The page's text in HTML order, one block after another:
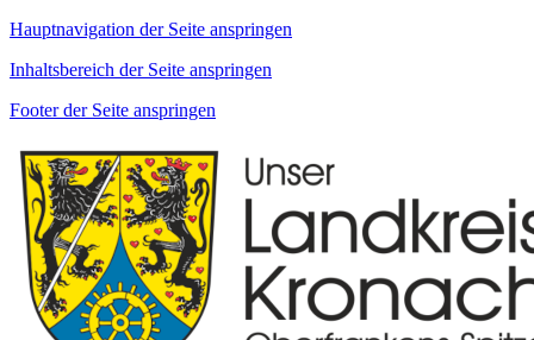
Hauptnavigation der Seite anspringen
Inhaltsbereich der Seite anspringen
Footer der Seite anspringen